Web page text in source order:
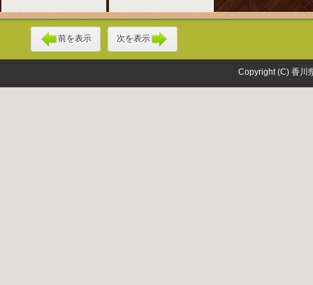
前を表示 次を表示
Copyright (C) 香川